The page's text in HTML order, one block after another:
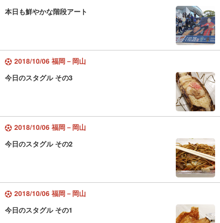
本日も鮮やかな階段アート
2018/10/06 福岡－岡山
今日のスタグル その3
2018/10/06 福岡－岡山
今日のスタグル その2
2018/10/06 福岡－岡山
今日のスタグル その1